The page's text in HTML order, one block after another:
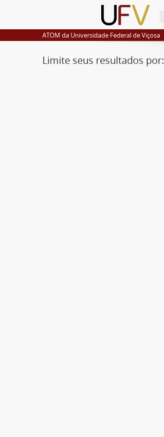
ATOM da Universidade Federal de Viçosa
Limite seus resultados por: